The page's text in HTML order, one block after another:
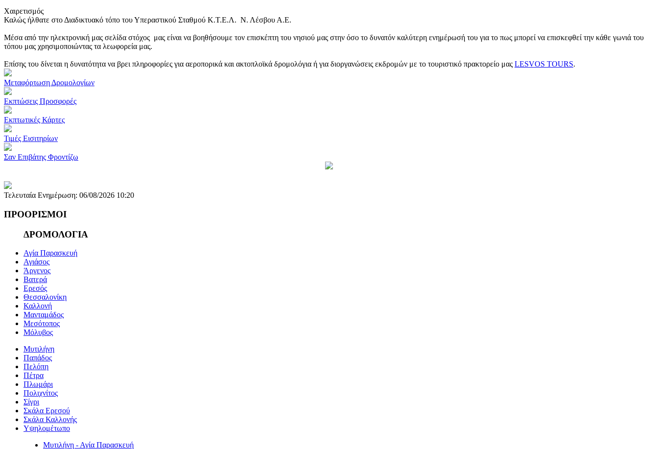
Χαιρετισμός
Καλώς ήλθατε στο Διαδικτυακό τόπο του Υπεραστικού Σταθμού Κ.Τ.Ε.Λ. Ν. Λέσβου Α.Ε.
Μέσα από την ηλεκτρονική μας σελίδα στόχος μας είναι να βοηθήσουμε τον επισκέπτη του νησιού μας στην όσο το δυνατόν καλύτερη ενημέρωσή του για το πως μπορεί να επισκεφθεί την κάθε γωνιά του
τόπου μας χρησιμοποιώντας τα λεωφορεία μας.
Επίσης του δίνεται η δυνατότητα να βρει πληροφορίες για αεροπορικά και ακτοπλοϊκά δρομολόγια ή για διοργανώσεις εκδρομών με το τουριστικό πρακτορείο μας LESVOS TOURS.
Μεταφόρτωση Δρομολογίων
Εκπτώσεις Προσφορές
Εκπτωτικές Κάρτες
Τιμές Εισιτηρίων
Σαν Επιβάτης Φροντίζω
Τελευταία Ενημέρωση: 06/08/2026 10:20
ΠΡΟΟΡΙΣΜΟΙ
ΔΡΟΜΟΛΟΓΙΑ
Αγία Παρασκευή
Αγιάσος
Άργενος
Βατερά
Ερεσός
Θεσσαλονίκη
Καλλονή
Μανταμάδος
Μεσότοπος
Μόλυβος
Μυτιλήνη
Παπάδος
Πελόπη
Πέτρα
Πλωμάρι
Πολιχνίτος
Σίγρι
Σκάλα Ερεσού
Σκάλα Καλλονής
Υψηλομέτωπο
Μυτιλήνη - Αγία Παρασκευή